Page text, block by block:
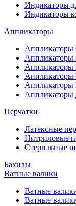
Индикаторы
Индикаторы
Аппликаторы
Аппликаторы
Аппликаторы
Аппликаторы
Аппликаторы
Аппликаторы
Перчатки
Латексные
Нитриловые
Стерильные
Бахилы
Ватные валики
Ватные
Ватные